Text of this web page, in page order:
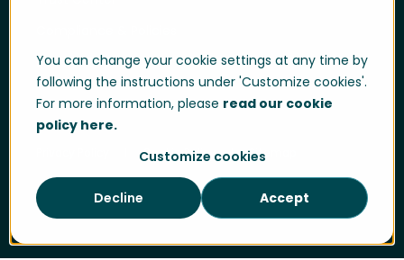
You can change your cookie settings at any time by
following the instructions under 'Customize cookies'.
For more information, please read our cookie
policy here.
Customize cookies
Accept
Decline
Developer portal
Cookie Policy Sitemap